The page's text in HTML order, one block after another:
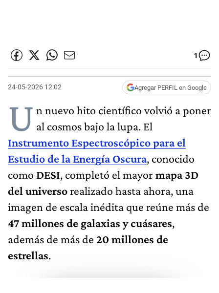
1
24-05-2026 12:02 Agregar PERFIL en Google
U n nuevo hito científico volvió a poner
al cosmos bajo la lupa. El
Instrumento Espectroscópico para el
Estudio de la Energía Oscura, conocido
como DESI, completó el mayor mapa 3D
del universorealizado hasta ahora, una
imagen de escala inédita que reúne más de
47 millones de galaxias y cuásares,
además de más de 20 millones de
estrellas.